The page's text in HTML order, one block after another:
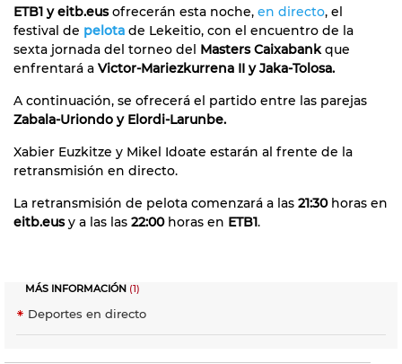
ETB1 y eitb.eusofrecerán esta noche, en directo, el
festival de pelota de Lekeitio, con el encuentro de la
sexta jornada del torneo del Masters Caixabankque
enfrentará a Victor-Mariezkurrena II y Jaka-Tolosa.
A continuación, se ofrecerá el partido entre las parejas
Zabala-Uriondo y Elordi-Larunbe.
Xabier Euzkitze y Mikel Idoate estarán al frente de la
retransmisión en directo.
La retransmisión de pelota comenzará a las 21:30 horas en
eitb.eusy a las las 22:00 horas en ETB1.
MÁS INFORMACIÓN (1)
Deportes en directo